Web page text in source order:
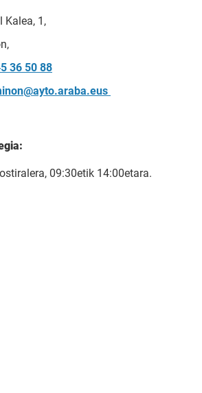
Kalea, 1,
36 50 88
09:30etik 14:00etara.